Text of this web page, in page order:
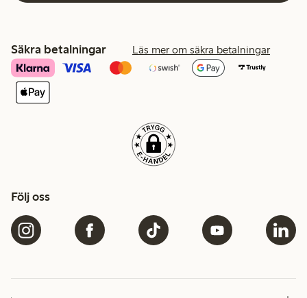
Säkra betalningar Läs mer om säkra betalningar
Följ oss